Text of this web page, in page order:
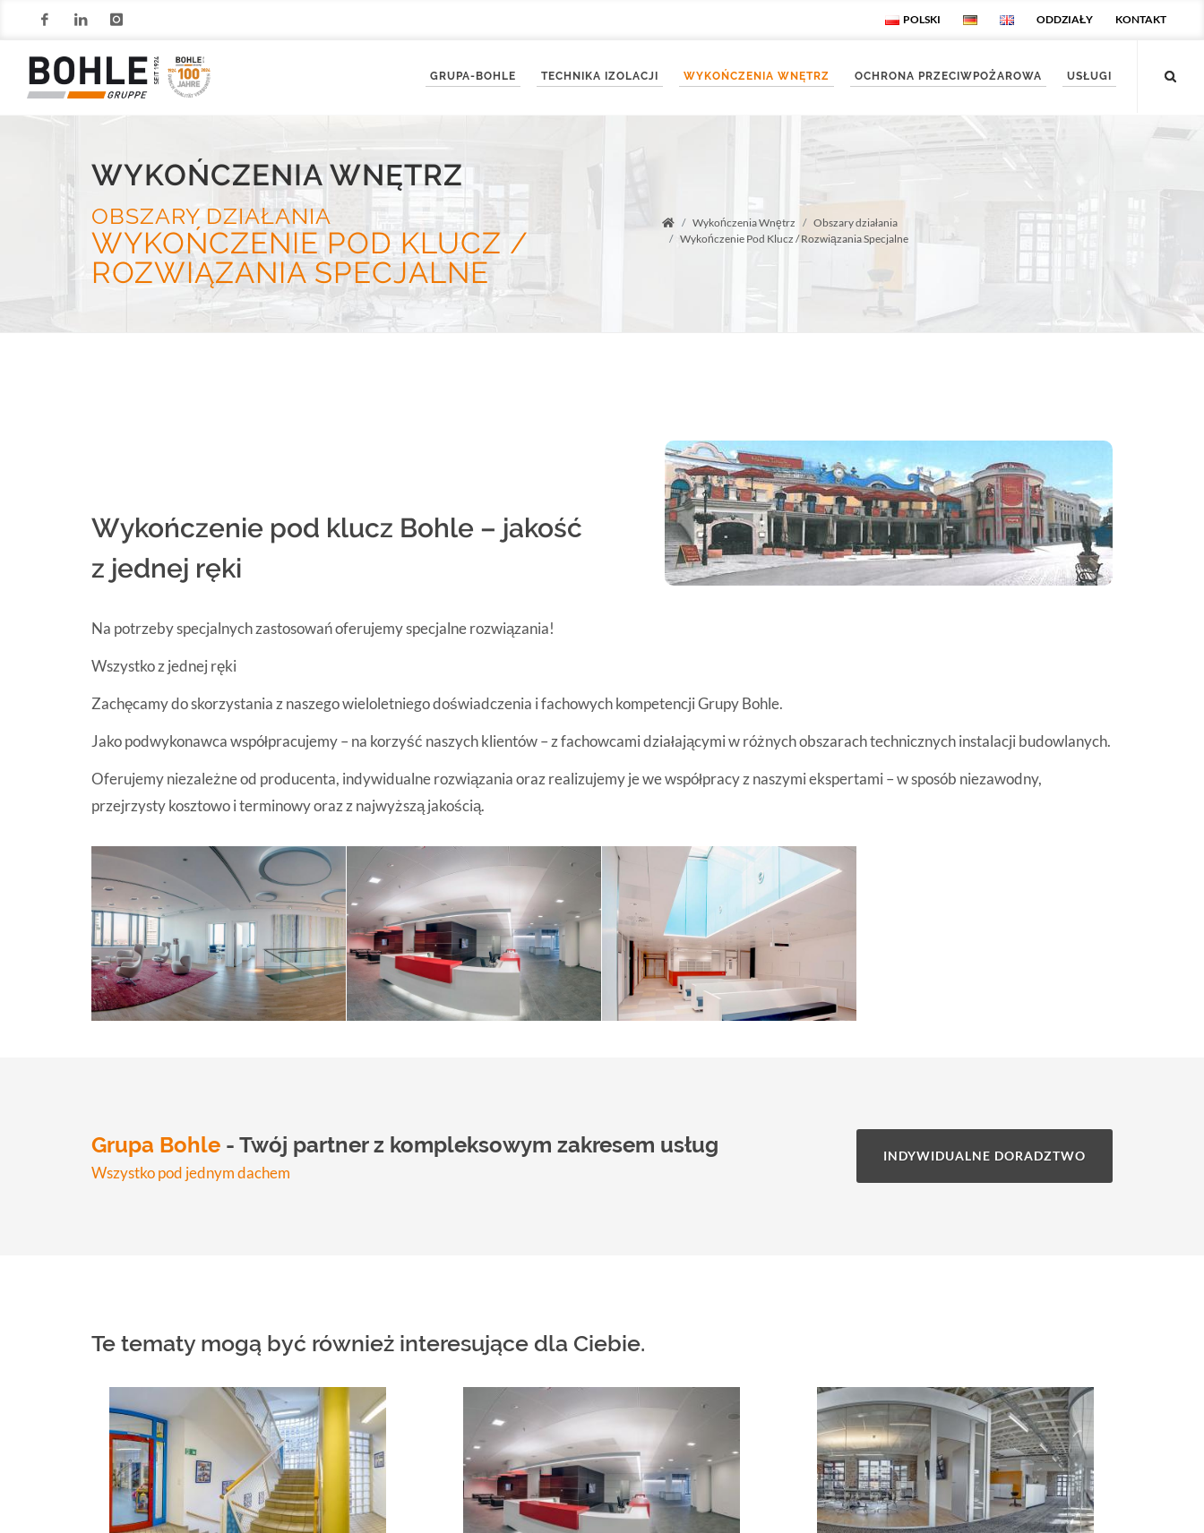
FacebookLinkedInInstagram
POLSKI ODDZIAŁY KONTAKT
GRUPA-BOHLE TECHNIKA IZOLACJI WYKOŃCZENIA WNĘTRZ OCHRONA PRZECIWPOŻAROWA USŁUGI
WYKOŃCZENIA WNĘTRZ
OBSZARY DZIAŁANIA
WYKOŃCZENIE POD KLUCZ /
ROZWIĄZANIA SPECJALNE
Startseite
Wykończenia Wnętrz
Obszary działania
Wykończenie Pod Klucz / Rozwiązania Specjalne
Wykończenie pod klucz Bohle – jakość
z jednej ręki
Na potrzeby specjalnych zastosowań oferujemy specjalne rozwiązania!
Wszystko z jednej ręki
Zachęcamy do skorzystania z naszego wieloletniego doświadczenia i fachowych kompetencji Grupy Bohle.
Jako podwykonawca współpracujemy – na korzyść naszych klientów – z fachowcami działającymi w różnych obszarach technicznych instalacji budowlanych.
Oferujemy niezależne od producenta, indywidualne rozwiązania oraz realizujemy je we współpracy z naszymi ekspertami – w sposób niezawodny,
przejrzysty kosztowo i terminowy oraz z najwyższą jakością.
Grupa Bohle - Twój partner z kompleksowym zakresem usług
Wszystko pod jednym dachem
INDYWIDUALNE DORADZTWO
Te tematy mogą być również interesujące dla Ciebie.